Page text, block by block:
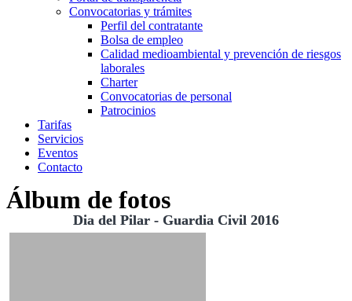
Convocatorias y trámites
Perfil del contratante
Bolsa de empleo
Calidad medioambiental y prevención de riesgos
laborales
Charter
Convocatorias de personal
Patrocinios
Tarifas
Servicios
Eventos
Contacto
Álbum de fotos
Dia del Pilar - Guardia Civil 2016